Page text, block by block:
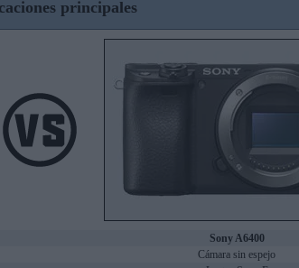
principales
Sony A6400
Cámara sin espejo